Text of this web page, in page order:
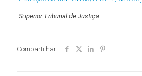
Superior Tribunal de Justiça
Compartilhar